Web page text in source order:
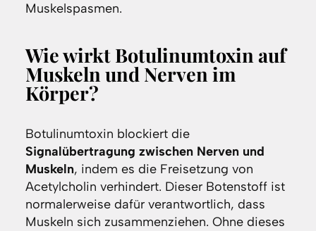
Muskelspasmen.
Wie wirkt Botulinumtoxin auf
Muskeln und Nerven im
Körper?
Botulinumtoxin blockiert die
Signalübertragung zwischen Nerven und
Muskeln, indem es die Freisetzung von
Acetylcholin verhindert. Dieser Botenstoff ist
normalerweise dafür verantwortlich, dass
Muskeln sich zusammenziehen. Ohne dieses